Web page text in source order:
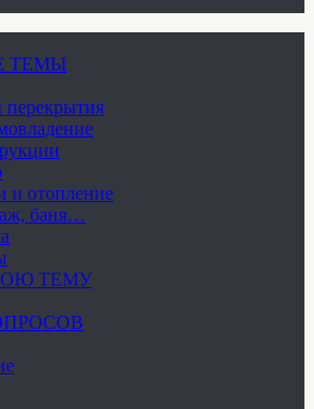
ТЕМЫ
и отопление
баня…
ТЕМУ